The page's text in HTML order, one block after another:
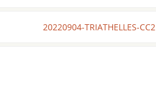
20220904-TRIATHELLES-CC2